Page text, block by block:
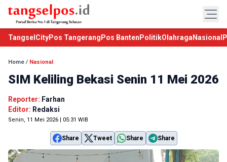
TangselCityPos Tangerang Pos Banten PolitikOlahraga Nasional
Home / Nasional
SIM Keliling Bekasi Senin 11 Mei 2026
Reporter: Farhan
Editor: Redaksi
Senin, 11 Mei 2026 | 05:31 WIB
Share Tweet Share Share